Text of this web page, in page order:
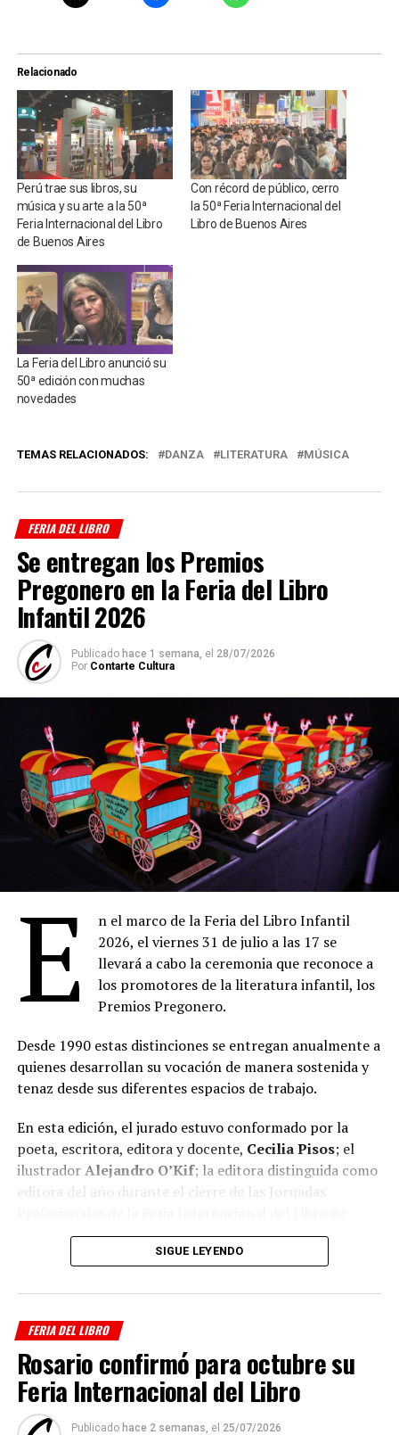
Relacionado
Perú trae sus libros, su
música y su arte a la 50ª
Feria Internacional del Libro
de Buenos Aires
Con récord de público, cerro
la 50ª Feria Internacional del
Libro de Buenos Aires
La Feria del Libro anunció su
50ª edición con muchas
novedades
TEMAS RELACIONADOS: DANZA LITERATURA MÚSICA
FERIA DEL LIBRO
Se entregan los Premios
Pregonero en la Feria del Libro
Infantil 2026
Publicado hace 1 semana, el 28/07/2026
Por Contarte Cultura
E
n el marco de la Feria del Libro Infantil
2026, el viernes 31 de julio a las 17 se
llevará a cabo la ceremonia que reconoce a
los promotores de la literatura infantil, los
Premios Pregonero.
Desde 1990 estas distinciones se entregan anualmente a
quienes desarrollan su vocación de manera sostenida y
tenaz desde sus diferentes espacios de trabajo.
En esta edición, el jurado estuvo conformado por la
poeta, escritora, editora y docente, Cecilia Pisos; el
ilustradorAlejandro O’Kif; la editora distinguida como
editora del año durante el cierre de las Jornadas
Buenos Aires y ganadora del Pregonero de Honor 2025,
Gabriela Pérez
Los seleccionados por cada categoría son:
PREGONERO DE HONOR
SIGUE LEYENDO
FERIA DEL LIBRO
Rosario confirmó para octubre su
Feria Internacional del Libro
Publicado hace 2 semanas, el 25/07/2026